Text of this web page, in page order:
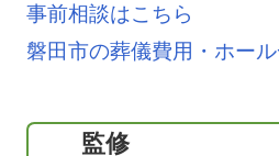
事前相談はこちら
磐田市の葬儀費用・ホー
監修